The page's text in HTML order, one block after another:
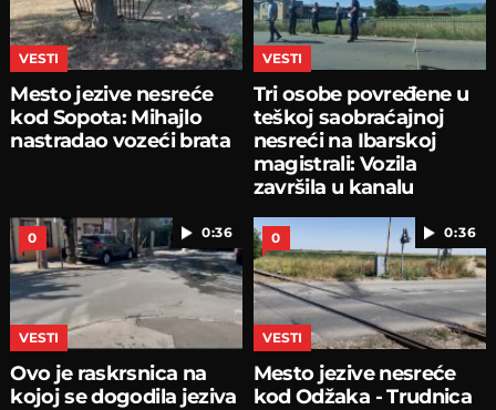
VESTI
Mesto jezive nesreće
kod Sopota: Mihajlo
nastradao vozeći brata
VESTI
Tri osobe povređene u
teškoj saobraćajnoj
nesreći na Ibarskoj
magistrali: Vozila
završila u kanalu
0:36
0
VESTI
Ovo je raskrsnica na
kojoj se dogodila jeziva
0:36
0
VESTI
Mesto jezive nesreće
kod Odžaka - Trudnica